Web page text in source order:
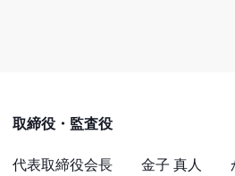
取締役・監査役
代表取締役会長 金子 真人 か